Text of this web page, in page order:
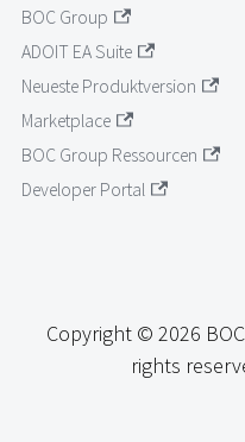
BOC Group
ADOIT EA Suite
Neueste Produktversion
Marketplace
BOC Group Ressourcen
Developer Portal
Copyright © 2026
rights